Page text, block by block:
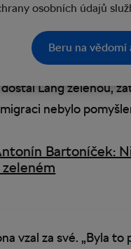
osobních údajů
Beru na vědomí
Sbohem Fignone!
dál, ale chyběl mi
Lang zelenou,
nebylo
Bartoníček:
zeleném
vzal za své. „Byla